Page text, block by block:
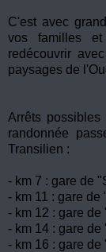
C'est avec
vos familles
redécouvrir
paysages de
Arrêts
randonnée
Transilien :
- km 7 : gare de
- km 11 : gare de
- km 12 : gare
- km 14 : gare
- km 16 : gare